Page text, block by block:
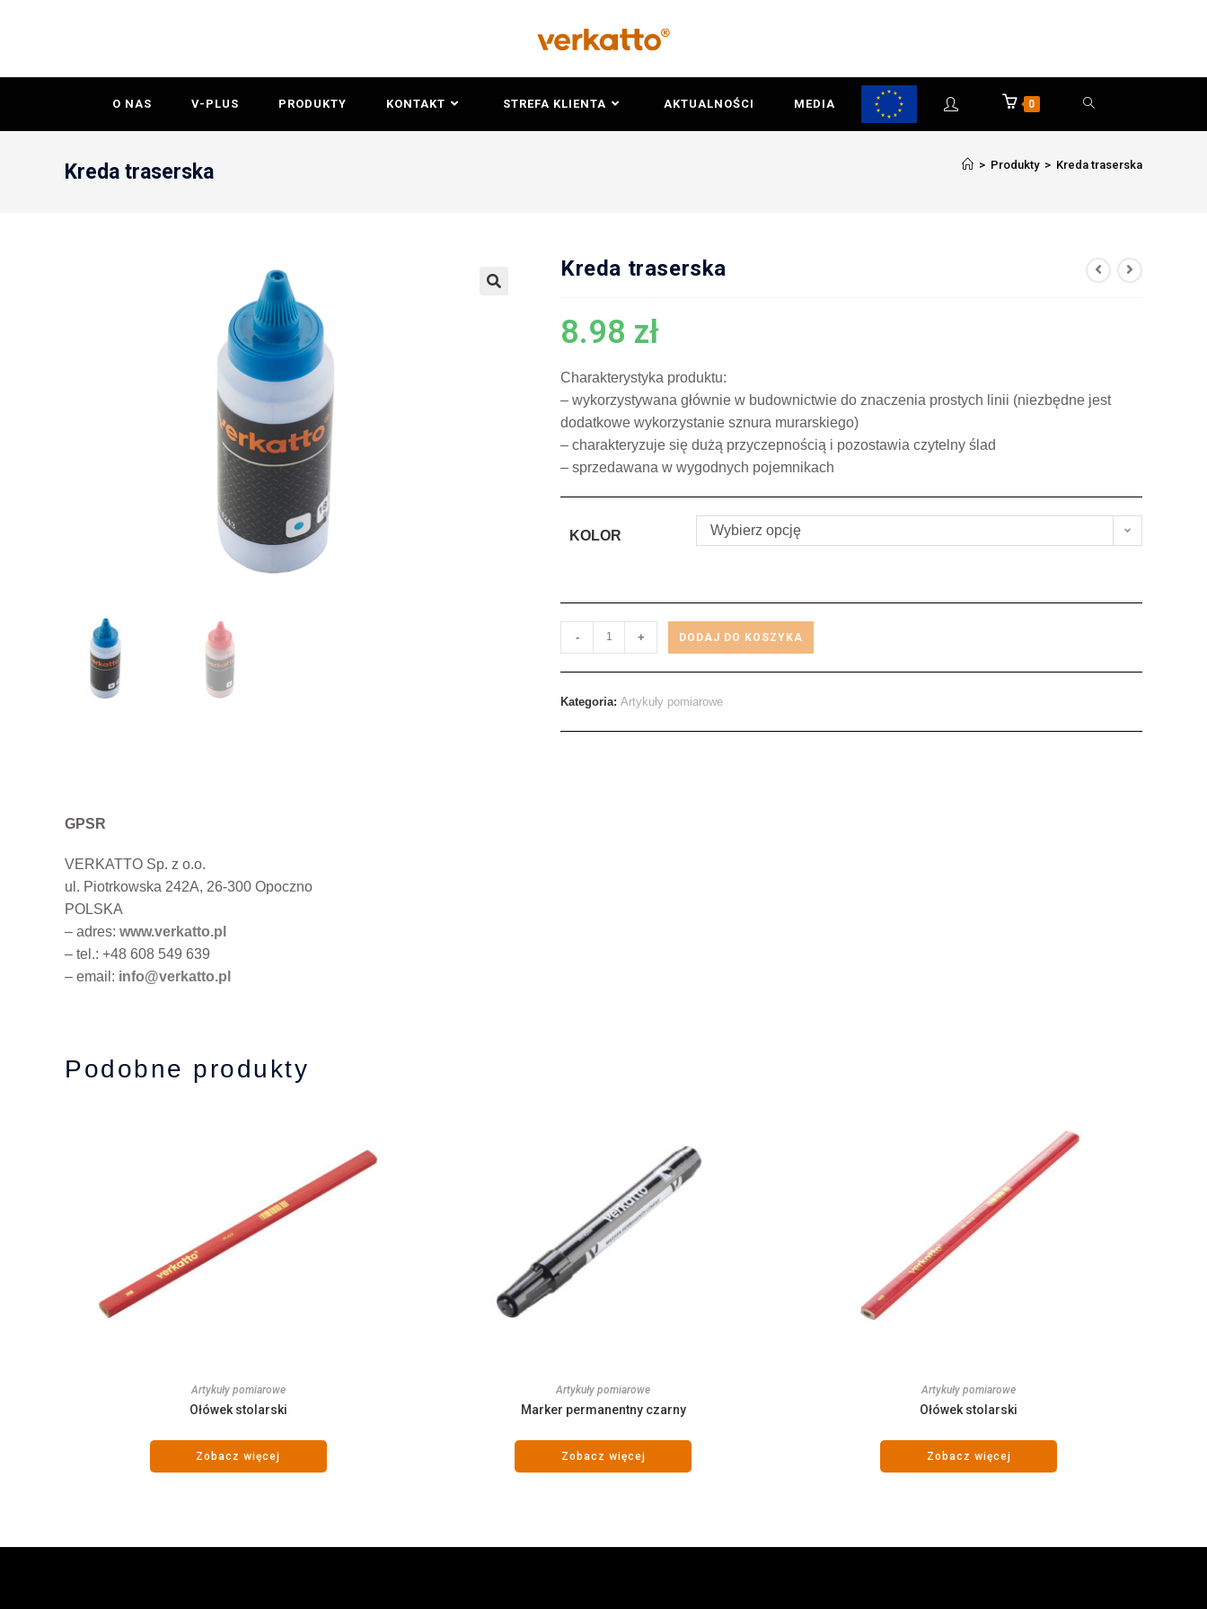
O NAS V-PLUS PRODUKTY KONTAKT STREFA KLIENTA AKTUALNOŚCI MEDIA 0
Kreda traserska > Produkty > Kreda traserska
Kreda traserska
8.98 zł
Charakterystyka produktu:
– wykorzystywana głównie w budownictwie do znaczenia prostych linii (niezbędne jest
dodatkowe wykorzystanie sznura murarskiego)
– charakteryzuje się dużą przyczepnością i pozostawia czytelny ślad
– sprzedawana w wygodnych pojemnikach
KOLOR Wybierz opcję
- + DODAJ DO KOSZYKA
Kategoria: Artykuły pomiarowe
GPSR
VERKATTO Sp. z o.o.
ul. Piotrkowska 242A, 26-300 Opoczno
POLSKA
– adres: www.verkatto.pl
– tel.: +48 608 549 639
– email: info@verkatto.pl
Podobne produkty
Artykuły pomiarowe
Ołówek stolarski
Zobacz więcej
Artykuły pomiarowe
Marker permanentny czarny
Zobacz więcej
Artykuły pomiarowe
Ołówek stolarski
Zobacz więcej